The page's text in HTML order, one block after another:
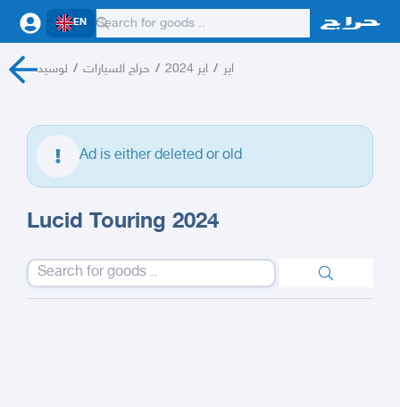
EN
لوسيد / حراج السيارات / اير 2024 / اير
Ad is either deleted or old
Lucid Touring 2024